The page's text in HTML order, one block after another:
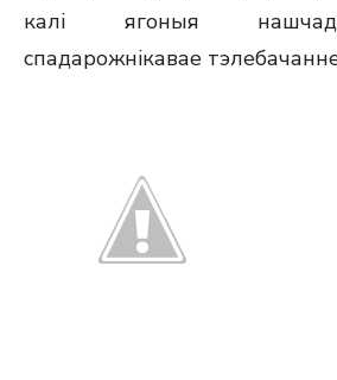
калі ягоныя
спадарожнікавае